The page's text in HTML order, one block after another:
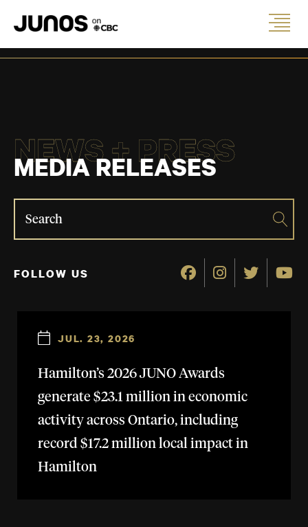
NEWS + PRESS
MEDIA RELEASES
FOLLOW US
JUL. 23, 2026
Hamilton’s 2026 JUNO Awards
generate $23.1 million in economic
activity across Ontario, including
record $17.2 million local impact in
Hamilton